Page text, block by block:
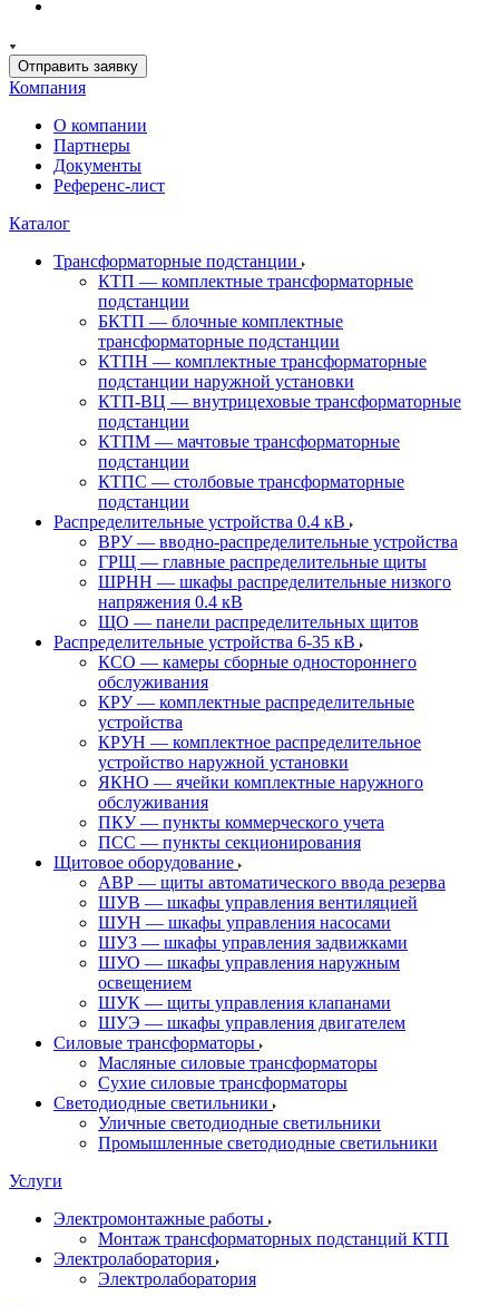
Отправить заявку
Компания
О компании
Партнеры
Документы
Референс-лист
Каталог
Трансформаторные подстанции
КТП — комплектные трансформаторные
подстанции
БКТП — блочные комплектные
трансформаторные подстанции
КТПН — комплектные трансформаторные
подстанции наружной установки
КТП-ВЦ — внутрицеховые трансформаторные
подстанции
КТПМ — мачтовые трансформаторные
подстанции
КТПС — столбовые трансформаторные
подстанции
Распределительные устройства 0.4 кВ
ВРУ — вводно-распределительные устройства
ГРЩ — главные распределительные щиты
ШРНН — шкафы распределительные низкого
напряжения 0.4 кВ
ЩО — панели распределительных щитов
Распределительные устройства 6-35 кВ
КСО — камеры сборные одностороннего
обслуживания
КРУ — комплектные распределительные
устройства
КРУН — комплектное распределительное
устройство наружной установки
ЯКНО — ячейки комплектные наружного
обслуживания
ПКУ — пункты коммерческого учета
ПСС — пункты секционирования
Щитовое оборудование
АВР — щиты автоматического ввода резерва
ШУВ — шкафы управления вентиляцией
ШУН — шкафы управления насосами
ШУЗ — шкафы управления задвижками
ШУО — шкафы управления наружным
освещением
ШУК — щиты управления клапанами
ШУЭ — шкафы управления двигателем
Силовые трансформаторы
Масляные силовые трансформаторы
Сухие силовые трансформаторы
Светодиодные светильники
Уличные светодиодные светильники
Промышленные светодиодные светильники
Услуги
Электромонтажные работы
Монтаж трансформаторных подстанций КТП
Электролаборатория
Электролаборатория